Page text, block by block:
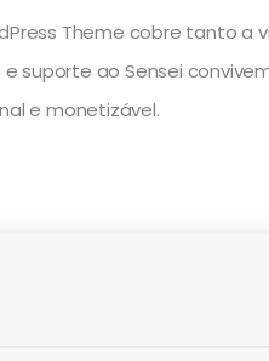
Theme cobre tanto a
suporte ao Sensei
e monetizável.